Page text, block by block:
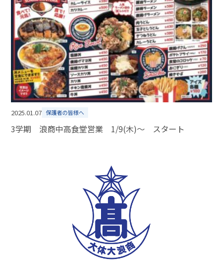
2025.01.07 保護者の皆様へ
3学期 浪商中高食堂営業 1/9(木)～ スタート